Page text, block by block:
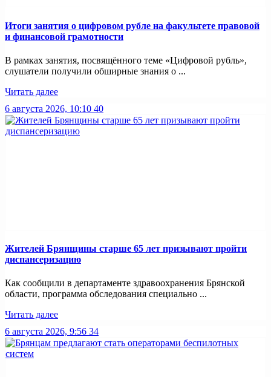
Итоги занятия о цифровом рубле на факультете правовой
и финансовой грамотности
В рамках занятия, посвящённого теме «Цифровой рубль»,
слушатели получили обширные знания о ...
Читать далее
6 августа 2026, 10:10 40
Жителей Брянщины старше 65 лет призывают пройти
диспансеризацию
Как сообщили в департаменте здравоохранения Брянской
области, программа обследования специально ...
Читать далее
6 августа 2026, 9:56 34